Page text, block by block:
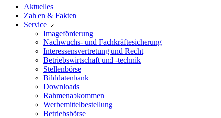
Aktuelles
Zahlen & Fakten
Service
Imageförderung
Nachwuchs- und Fachkräftesicherung
Interessensvertretung und Recht
Betriebswirtschaft und -technik
Stellenbörse
Bilddatenbank
Downloads
Rahmenabkommen
Werbemittelbestellung
Betriebsbörse